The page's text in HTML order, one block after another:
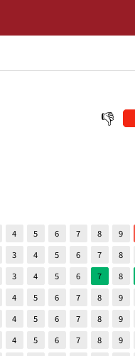
4 5 6 7 8 9
3 4 5 6 7 8
3 4 5 6 7 8
4 5 6 7 8 9
4 5 6 7 8 9
4 5 6 7 8 9